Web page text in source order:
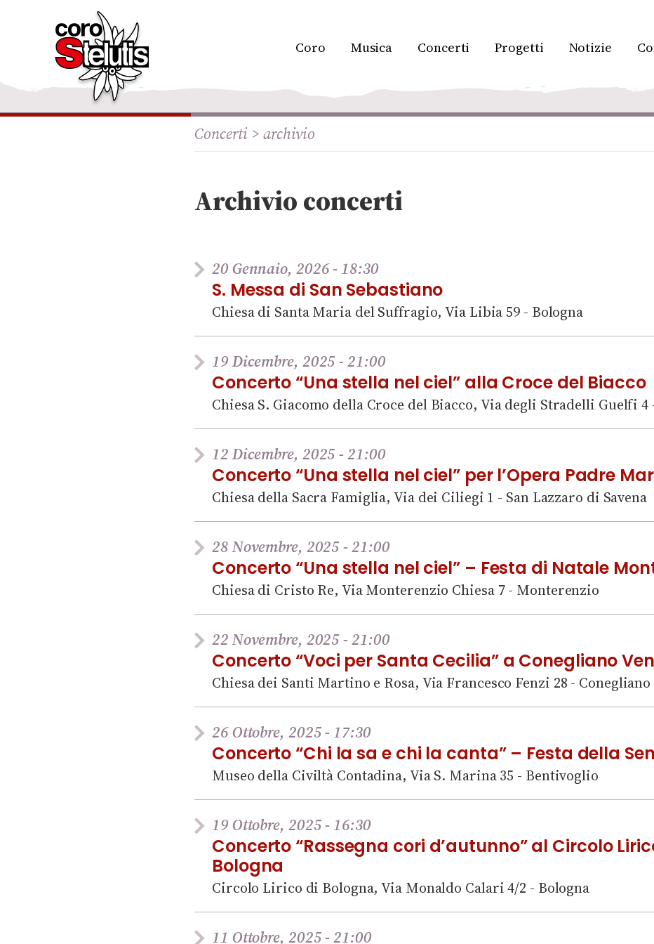
Coro Musica Concerti Progetti Notizie
Concerti > archivio
Archivio concerti
20 Gennaio, 2026 - 18:30
S. Messa di San Sebastiano
Chiesa di Santa Maria del Suffragio, Via Libia 59 - Bologna
19 Dicembre, 2025 - 21:00
Concerto “Una stella nel ciel” alla Croce del Biacco
Chiesa S. Giacomo della Croce del Biacco, Via degli Stradelli Guelfi 4
12 Dicembre, 2025 - 21:00
Concerto “Una stella nel ciel” per l’Opera Padre
Chiesa della Sacra Famiglia, Via dei Ciliegi 1 - San Lazzaro di Savena
28 Novembre, 2025 - 21:00
Concerto “Una stella nel ciel” – Festa di Natale
Chiesa di Cristo Re, Via Monterenzio Chiesa 7 - Monterenzio
22 Novembre, 2025 - 21:00
Concerto “Voci per Santa Cecilia” a Conegliano
Chiesa dei Santi Martino e Rosa, Via Francesco Fenzi 28 -
26 Ottobre, 2025 - 17:30
Concerto “Chi la sa e chi la canta” – Festa della
Museo della Civiltà Contadina, Via S. Marina 35 - Bentivoglio
19 Ottobre, 2025 - 16:30
Concerto “Rassegna cori d’autunno” al Circolo
Bologna
Circolo Lirico di Bologna, Via Monaldo Calari 4/2 - Bologna
11 Ottobre, 2025 - 21:00